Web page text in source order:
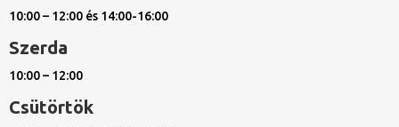
10:00 – 12:00 és 14:00-16:00
Szerda
10:00 – 12:00
Csütörtök